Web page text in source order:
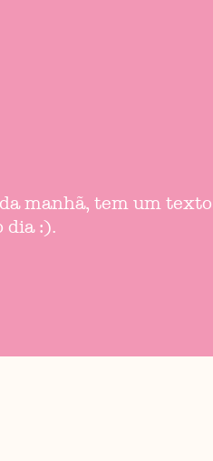
manhã, tem um texto
dia :).